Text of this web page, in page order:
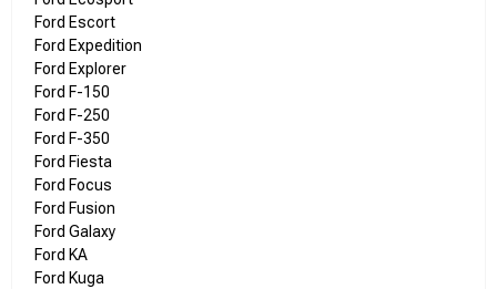
Ford Escort
Ford Expedition
Ford Explorer
Ford F-150
Ford F-250
Ford F-350
Ford Fiesta
Ford Focus
Ford Fusion
Ford Galaxy
Ford KA
Ford Kuga